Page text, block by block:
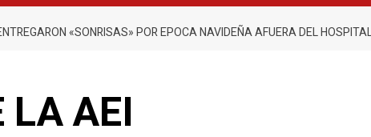
«SONRISAS» POR EPOCA NAVIDEÑA AFUERA DEL
LA AEI